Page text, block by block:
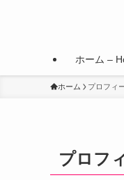
ホーム –
ホーム プロフィ
プロフ